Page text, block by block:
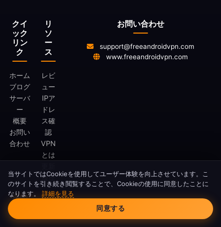
クイ
ック
リン
ク
ホーム
ブログ
サーバ
ー
概要
お問い
合わせ
リ
ソ
ー
ス
レビ
ュー
IPア
ドレ
ス確
認
VPN
とは
履歴
法的
お問い合わせ
support@freeandroidvpn.com
www.freeandroidvpn.com
Cookieの同意
当サイトではCookieを使用してユーザー体験を向上させています。こ
のサイトを引き続き閲覧することで、Cookieの使用に同意したことに
なります。 詳細を見る
同意する